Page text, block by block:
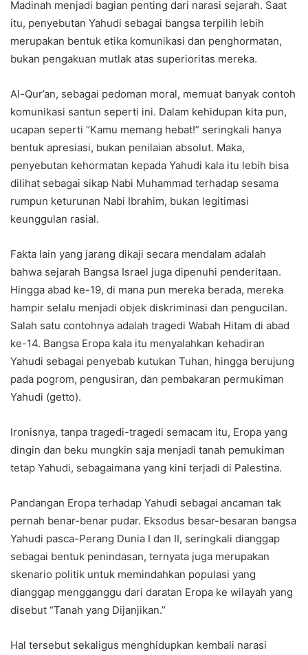
Madinah menjadi bagian penting dari narasi sejarah. Saat
itu, penyebutan Yahudi sebagai bangsa terpilih lebih
merupakan bentuk etika komunikasi dan penghormatan,
bukan pengakuan mutlak atas superioritas mereka.
Al-Qur’an, sebagai pedoman moral, memuat banyak contoh
komunikasi santun seperti ini. Dalam kehidupan kita pun,
ucapan seperti “Kamu memang hebat!” seringkali hanya
bentuk apresiasi, bukan penilaian absolut. Maka,
penyebutan kehormatan kepada Yahudi kala itu lebih bisa
dilihat sebagai sikap Nabi Muhammad terhadap sesama
rumpun keturunan Nabi Ibrahim, bukan legitimasi
keunggulan rasial.
Fakta lain yang jarang dikaji secara mendalam adalah
bahwa sejarah Bangsa Israel juga dipenuhi penderitaan.
Hingga abad ke-19, di mana pun mereka berada, mereka
hampir selalu menjadi objek diskriminasi dan pengucilan.
Salah satu contohnya adalah tragedi Wabah Hitam di abad
ke-14. Bangsa Eropa kala itu menyalahkan kehadiran
Yahudi sebagai penyebab kutukan Tuhan, hingga berujung
pada pogrom, pengusiran, dan pembakaran permukiman
Yahudi (getto).
Ironisnya, tanpa tragedi-tragedi semacam itu, Eropa yang
dingin dan beku mungkin saja menjadi tanah pemukiman
tetap Yahudi, sebagaimana yang kini terjadi di Palestina.
Pandangan Eropa terhadap Yahudi sebagai ancaman tak
pernah benar-benar pudar. Eksodus besar-besaran bangsa
Yahudi pasca-Perang Dunia I dan II, seringkali dianggap
sebagai bentuk penindasan, ternyata juga merupakan
skenario politik untuk memindahkan populasi yang
dianggap mengganggu dari daratan Eropa ke wilayah yang
disebut “Tanah yang Dijanjikan.”
Hal tersebut sekaligus menghidupkan kembali narasi